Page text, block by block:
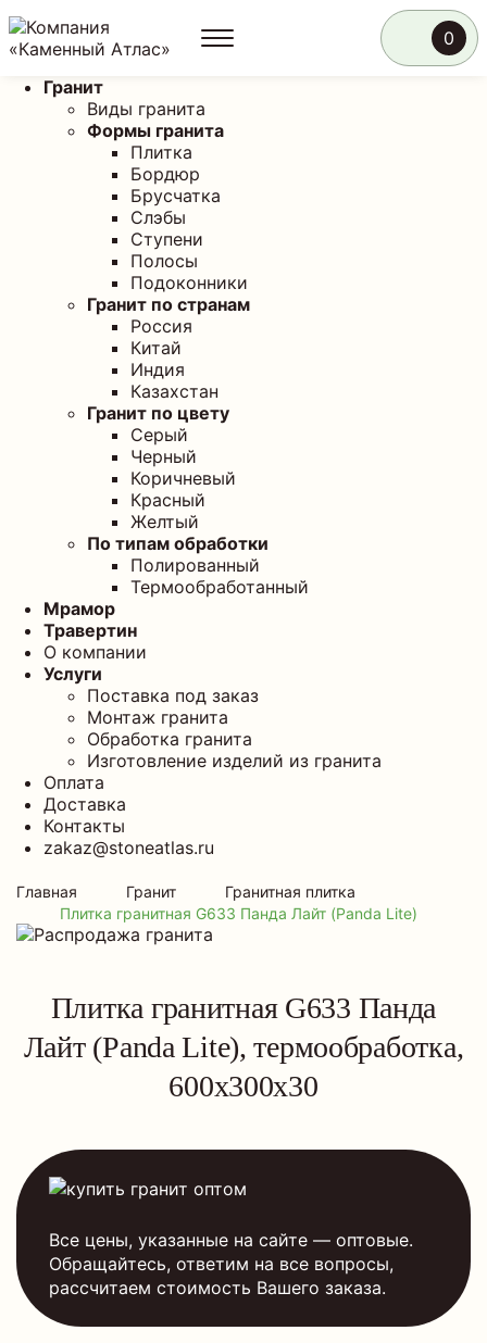
Гранит
Виды гранита
Формы гранита
Плитка
Бордюр
Брусчатка
Слэбы
Ступени
Полосы
Подоконники
Гранит по странам
Россия
Китай
Индия
Казахстан
Гранит по цвету
Серый
Черный
Коричневый
Красный
Желтый
По типам обработки
Полированный
Термообработанный
Мрамор
Травертин
О компании
Услуги
Поставка под заказ
Монтаж гранита
Обработка гранита
Изготовление изделий из гранита
Оплата
Доставка
Контакты
zakaz@stoneatlas.ru
0
Главная Гранит
Гранитная плитка
Плитка гранитная G633 Панда Лайт (Panda Lite)
Плитка гранитная G633 Панда
Лайт (Panda Lite), термообработка,
600x300x30
Все цены, указанные на сайте — оптовые.
Обращайтесь, ответим на все вопросы,
рассчитаем стоимость Вашего заказа.